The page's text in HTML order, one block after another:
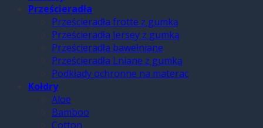
Prześcieradła
Prześcieradła frotte z gumką
Prześcieradła Jersey z gumką
Prześcieradła bawełniane
Prześcieradła Lniane z gumką
Podkłady ochronne na materac
Kołdry
Aloe
Bamboo
Cotton